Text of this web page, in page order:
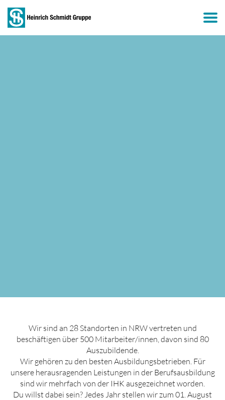
Wir sind an 28 Standorten in NRW vertreten und
beschäftigen über 500 Mitarbeiter/innen, davon sind 80
Auszubildende.
Wir gehören zu den besten Ausbildungsbetrieben. Für
unsere herausragenden Leistungen in der Berufsausbildung
sind wir mehrfach von der IHK ausgezeichnet worden.
Du willst dabei sein? Jedes Jahr stellen wir zum 01. August